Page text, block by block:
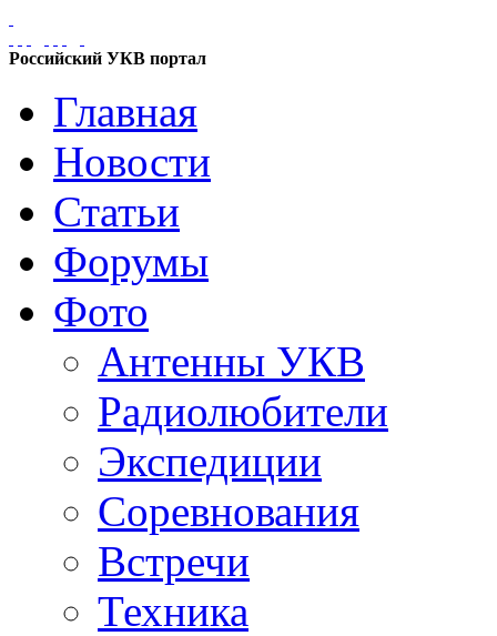
Российский УКВ портал
Главная
Новости
Статьи
Форумы
Фото
Антенны УКВ
Радиолюбители
Экспедиции
Соревнования
Встречи
Техника